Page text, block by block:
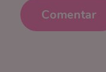
Comentar